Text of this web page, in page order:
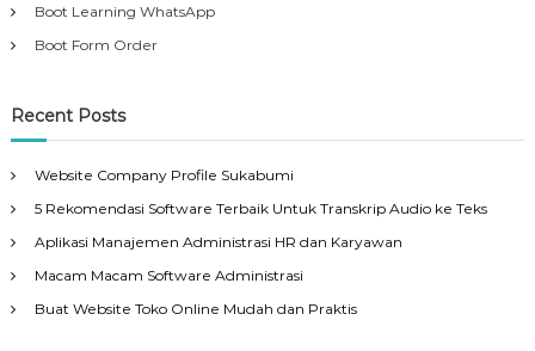
Boot Learning WhatsApp
Boot Form Order
Recent Posts
Website Company Profile Sukabumi
5 Rekomendasi Software Terbaik Untuk Transkrip Audio ke Teks
Aplikasi Manajemen Administrasi HR dan Karyawan
Macam Macam Software Administrasi
Buat Website Toko Online Mudah dan Praktis